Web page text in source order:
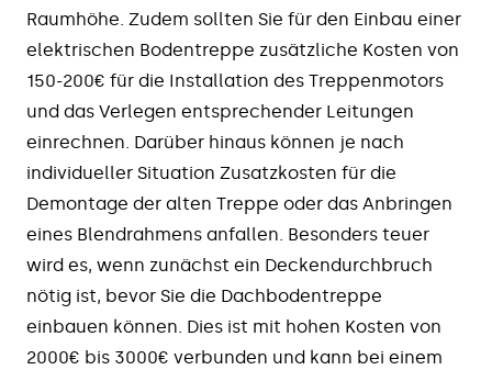
Raumhöhe. Zudem sollten Sie für den Einbau einer
elektrischen Bodentreppe zusätzliche Kosten von
150-200€ für die Installation des Treppenmotors
und das Verlegen entsprechender Leitungen
einrechnen. Darüber hinaus können je nach
individueller Situation Zusatzkosten für die
Demontage der alten Treppe oder das Anbringen
eines Blendrahmens anfallen. Besonders teuer
wird es, wenn zunächst ein Deckendurchbruch
nötig ist, bevor Sie die Dachbodentreppe
einbauen können. Dies ist mit hohen Kosten von
2000€ bis 3000€ verbunden und kann bei einem